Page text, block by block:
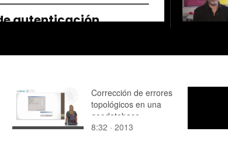
Corrección de errores
topológicos en una
geodatabase
8:32 · 2013